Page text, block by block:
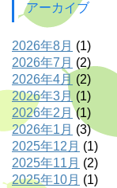
アーカイブ
2026年8月 (1)
2026年7月 (2)
2026年4月 (2)
2026年3月 (1)
2026年2月 (1)
2026年1月 (3)
2025年12月 (1)
2025年11月 (2)
2025年10月 (1)